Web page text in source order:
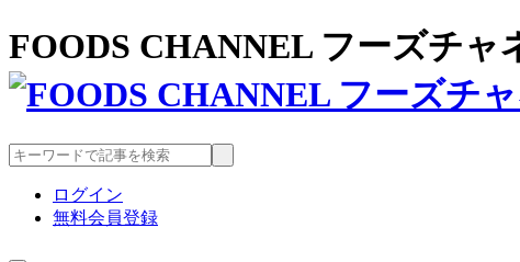
FOODS CHANNEL フーズチ
ログイン
無料会員登録